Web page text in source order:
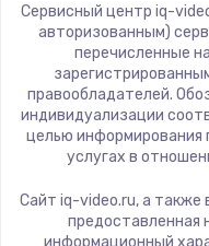
Сервисный центр iq-
авторизованным)
перечисленные
правообладателей.
индивидуализации
целью информирования
услугах в
Сайт iq-video.ru, а также
предоставленная
информационный